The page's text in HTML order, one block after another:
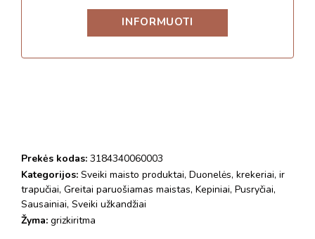
Prekės kodas: 3184340060003
Kategorijos: Sveiki maisto produktai, Duonelės, krekeriai, ir
trapučiai, Greitai paruošiamas maistas, Kepiniai, Pusryčiai,
Sausainiai, Sveiki užkandžiai
Žyma: grizkiritma